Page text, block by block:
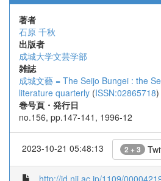
著者
石原 千秋
出版者
成城大学文芸学部
雑誌
成城文藝 = The Seijo Bungei : the
literature quarterly (ISSN:02865718)
巻号頁・発行日
no.156, pp.147-141, 1996-12
2023-10-21 05:48:13 2 + 3
http://id.nii.ac.jp/1109/